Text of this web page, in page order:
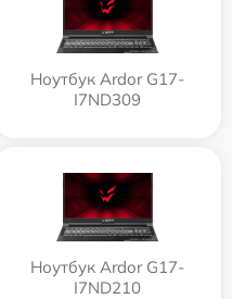
Ноутбук Ardor G17-
I7ND309
Ноутбук Ardor G17-
I7ND210